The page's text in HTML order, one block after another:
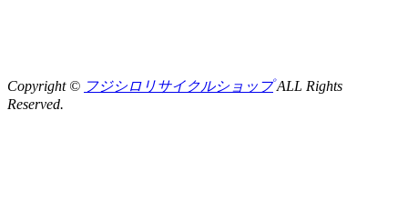
Copyright © フジシロリサイクルショップALL Rights
Reserved.